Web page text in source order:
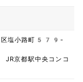
区塩小路町579-
京都駅中央コンコ